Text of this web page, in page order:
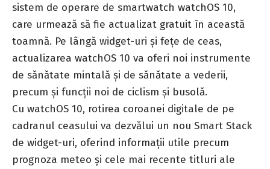
sistem de operare de smartwatch watchOS 10,
care urmează să fie actualizat gratuit în această
toamnă. Pe lângă widget-uri și fețe de ceas,
actualizarea watchOS 10 va oferi noi instrumente
de sănătate mintală și de sănătate a vederii,
precum și funcții noi de ciclism și busolă.
Cu watchOS 10, rotirea coroanei digitale de pe
cadranul ceasului va dezvălui un nou Smart Stack
de widget-uri, oferind informații utile precum
prognoza meteo și cele mai recente titluri ale